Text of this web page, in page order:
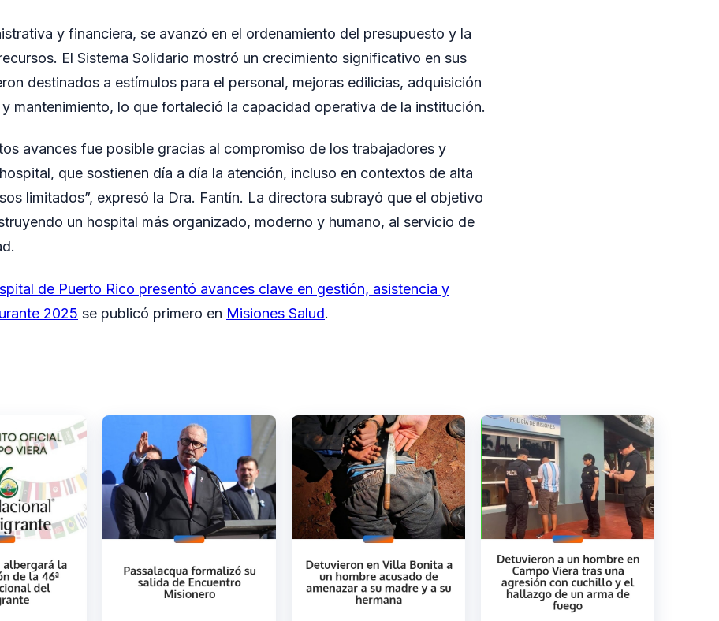
y financiera, se avanzó en el ordenamiento del presupuesto y la
El Sistema Solidario mostró un crecimiento significativo en sus
destinados a estímulos para el personal, mejoras edilicias, adquisición
mantenimiento, lo que fortaleció la capacidad operativa de la institución.
avances fue posible gracias al compromiso de los trabajadores y
que sostienen día a día la atención, incluso en contextos de alta
limitados”, expresó la Dra. Fantín. La directora subrayó que el objetivo
un hospital más organizado, moderno y humano, al servicio de
de Puerto Rico presentó avances clave en gestión, asistencia y
2025 se publicó primero en Misiones Salud.